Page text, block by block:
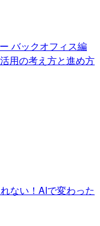
バックオフィス編
用の考え方と進め方
ない！AIで変わった